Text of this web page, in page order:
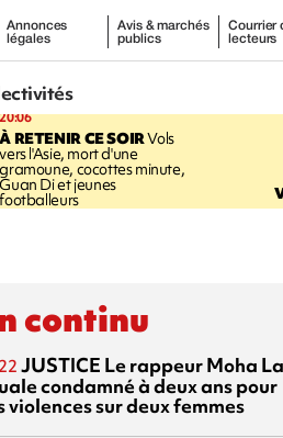
Annonces
légales
Avis & marchés
publics
Courrier
lecteurs
20:06
À RETENIR CE SOIRVols
vers l'Asie, mort d'une
gramoune, cocottes minute,
Guan Di et jeunes
footballeurs
continu
JUSTICE Le rappeur Moha La
condamné à deux ans pour
violences sur deux femmes